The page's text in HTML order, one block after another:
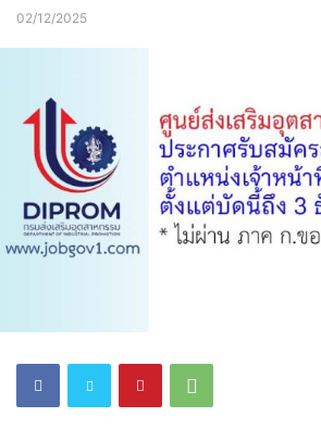
02/12/2025